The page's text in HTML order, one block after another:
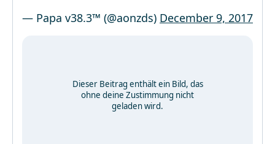
— Papa v38.3™ (@aonzds) December 9, 2017
Dieser Beitrag enthält ein Bild, das
ohne deine Zustimmung nicht
geladen wird.